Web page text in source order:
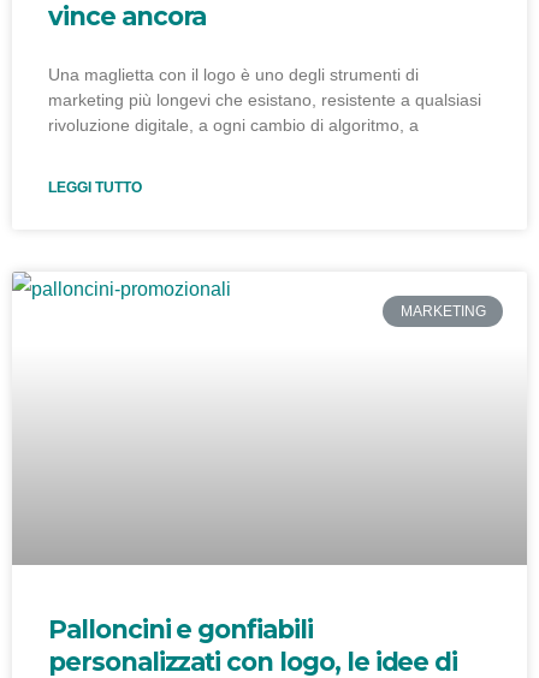
vince ancora
Una maglietta con il logo è uno degli strumenti di
marketing più longevi che esistano, resistente a qualsiasi
rivoluzione digitale, a ogni cambio di algoritmo, a
LEGGI TUTTO
MARKETING
Palloncini e gonfiabili
personalizzati con logo, le idee di